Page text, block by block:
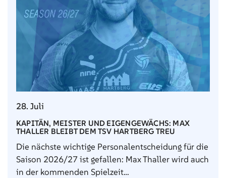
28. Juli
KAPITÄN, MEISTER UND EIGENGEWÄCHS: MAX
THALLER BLEIBT DEM TSV HARTBERG TREU
Die nächste wichtige Personalentscheidung für die
Saison 2026/27 ist gefallen: Max Thaller wird auch
in der kommenden Spielzeit…